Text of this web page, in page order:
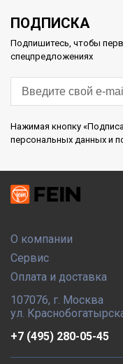
ПОДПИСКА
Подпишитесь, чтобы
спецпредложениях
Нажимая кнопку
персональных данных и
О компании
Сервис
Оплата и доставка
107076, г. Москва
ул.
+7 (495) 280-05-45